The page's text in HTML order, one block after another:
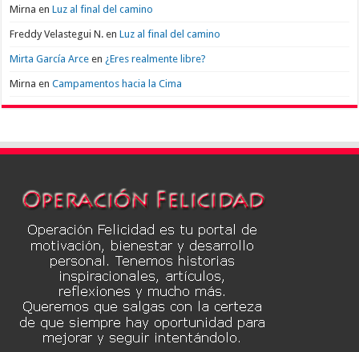
Mirna enLuz al final del camino
Freddy Velastegui N. enLuz al final del camino
Mirta García Arce en ¿Eres realmente libre?
Mirna enCampamentos hacia la Cima